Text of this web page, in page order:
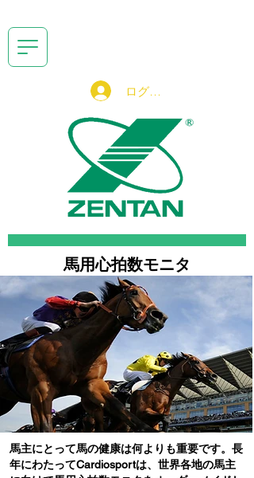
ログイン
馬用心拍数モニタ
馬主にとって馬の健康は何よりも重要です。長
年にわたってCardiosportは、世界各地の馬主